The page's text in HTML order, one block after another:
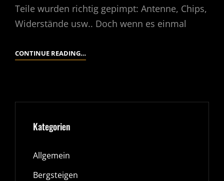
Teile wurden richtig gepimpt: Antenne, Chips,
Widerstände usw.. Doch wenn es einmal
CONTINUE READING…KLEINE
SKYPORTS
Kategorien
Allgemein
Bergsteigen